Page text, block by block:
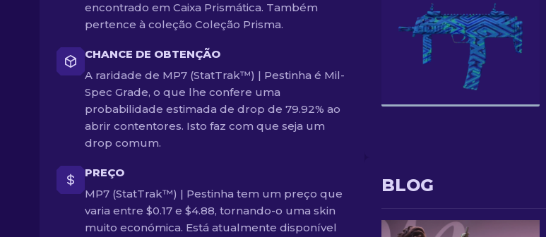
encontrado em Caixa Prismática. Também
pertence à coleção Coleção Prisma.
CHANCE DE OBTENÇÃO
A raridade de MP7 (StatTrak™) | Pestinha é Mil-
Spec Grade, o que lhe confere uma
probabilidade estimada de drop de 79.92% ao
abrir contentores. Isto faz com que seja um
drop comum.
PREÇO
MP7 (StatTrak™) | Pestinha tem um preço que
varia entre $0.17 e $4.88, tornando-o uma skin
muito económica. Está atualmente disponível
BLOG